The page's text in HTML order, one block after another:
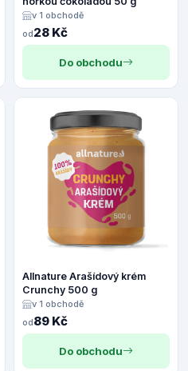
v 1 obchodě
od28 Kč
Do obchodu
Allnature Arašídový krém
Crunchy 500 g
v 1 obchodě
od89 Kč
Do obchodu